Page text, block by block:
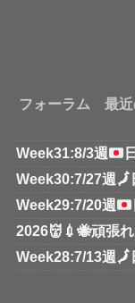
フォーラム 最近
Week31:8/3週
Week30:7/27週 🗾
Week29:7/20週
2026👹💉🐝頑張
Week28:7/13週 🗾